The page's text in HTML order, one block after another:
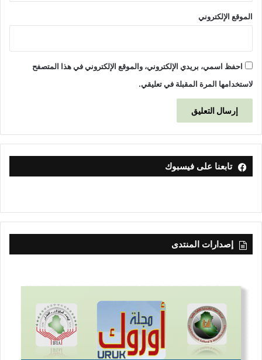
الموقع الإلكتروني
احفظ اسمي، بريدي الإلكتروني، والموقع الإلكتروني في هذا المتصفح
لاستخدامها المرة المقبلة في تعليقي.
تابعنا على فيسبوك
إصدارات المنتدى